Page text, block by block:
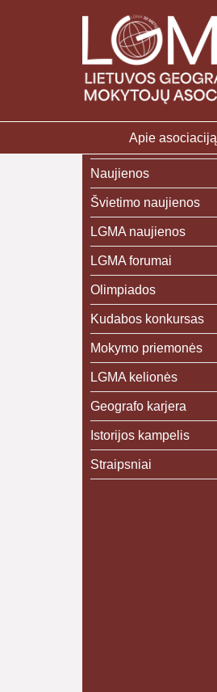
Apie asociaciją
Naujienos
Švietimo naujienos
LGMA naujienos
LGMA forumai
Olimpiados
Kudabos konkursas
Mokymo priemonės
LGMA kelionės
Geografo karjera
Istorijos kampelis
Straipsniai